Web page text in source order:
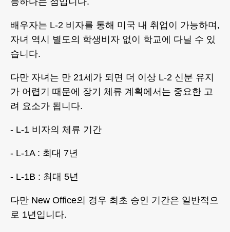
배우자는 L-2 비자를 통해 미국 내 취업이 가능하며,
자녀 역시 별도의 학생비자 없이 학교에 다닐 수 있
습니다.
다만 자녀는 만 21세가 되면 더 이상 L-2 신분 유지
가 어렵기 때문에 장기 체류 계획에서는 중요한 고
려 요소가 됩니다.
- L-1 비자의 체류 기간
- L-1A : 최대 7년
- L-1B : 최대 5년
다만 New Office의 경우 최초 승인 기간은 일반적으
로 1년입니다.